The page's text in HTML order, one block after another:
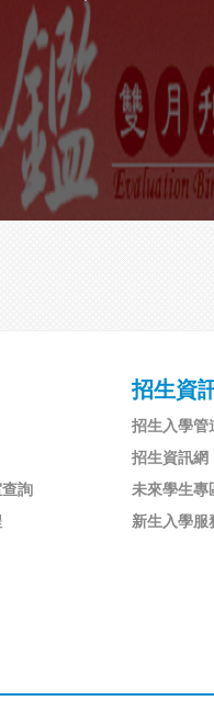
詢
招生資
招生入學管
招生資訊網
未來學生專
新生入學服